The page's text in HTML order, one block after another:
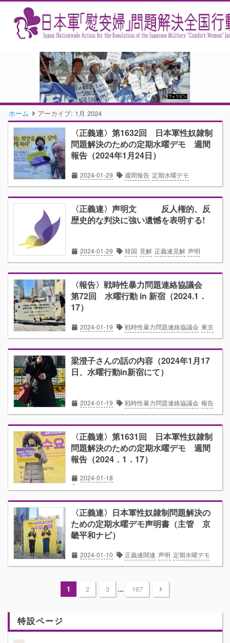
ホーム アーカイブ: 1月 2024
〈正義連〉第1632回 日本軍性奴隷制
問題解決のための定期水曜デモ 週間
報告（2024年1月24日）
2024-01-29 週間報告 定期水曜デモ
〈正義連〉声明文 反人権的、反
歴史的な判決に強い遺憾を表明する!
2024-01-29 韓国 見解 正義連見解 声明
〈報告〉戦時性暴力問題連絡協議会
第72回 水曜行動 in 新宿（2024.1．
17）
2024-01-19 戦時性暴力問題連絡協議会 東京
梁澄子さんの話の内容（2024年1月17
日、水曜行動in新宿にて）
2024-01-19 戦時性暴力問題連絡協議会 報告
〈正義連〉第1631回 日本軍性奴隷制
問題解決のための定期水曜デモ 週間
報告（2024．1．17）
2024-01-18
〈正義連〉日本軍性奴隷制問題解決の
ための定期水曜デモ声明書（主管 京
畿平和ナビ）
2024-01-10 正義連関連 声明 定期水曜デモ
1 2 3 ... 167
特設ページ